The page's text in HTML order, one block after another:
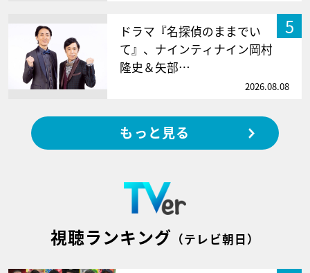
5
ドラマ『名探偵のままでい
て』、ナインティナイン岡村
隆史＆矢部…
2026.08.08
もっと見る
視聴ランキング （テレビ朝日）